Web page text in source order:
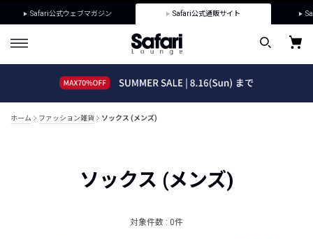
Safari公式ウェブマガジン Safari公式通販サイト
ホーム ファッション雑貨 ソックス (メンズ)
ソックス (メンズ)
対象件数 : 0件